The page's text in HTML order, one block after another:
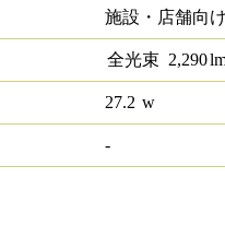
施設・店舗向
全光束 2,290
27.2 w
-